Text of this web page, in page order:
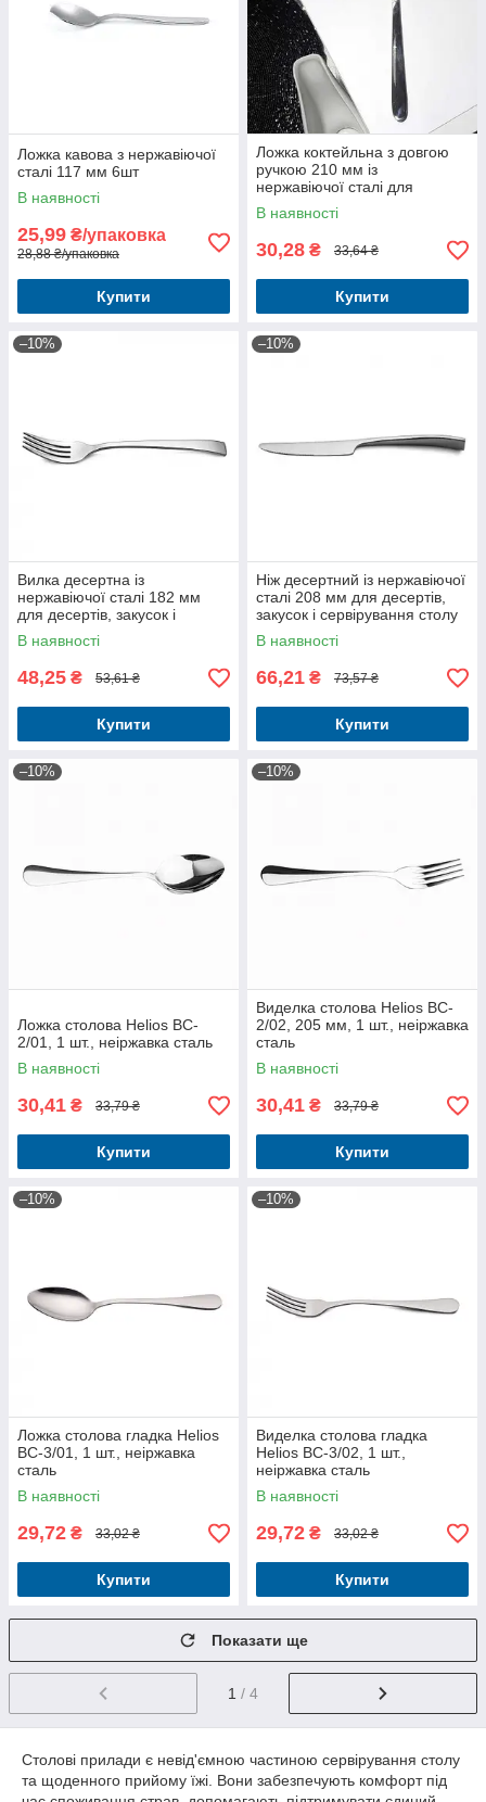
Ложка кавова з нержавіючої
сталі 117 мм 6шт
В наявності
25,99 ₴/упаковка
28,88 ₴/упаковка
Купити
Ложка коктейльна з довгою
ручкою 210 мм із
нержавіючої сталі для
коктейлів, кави та десертів
В наявності
30,28 ₴ 33,64 ₴
Купити
–10%
Вилка десертна із
нержавіючої сталі 182 мм
для десертів, закусок і
сервірування столу
В наявності
48,25 ₴ 53,61 ₴
Купити
–10%
Ніж десертний із нержавіючої
сталі 208 мм для десертів,
закусок і сервірування столу
В наявності
66,21 ₴ 73,57 ₴
Купити
–10%
Ложка столова Helios BC-
2/01, 1 шт., неіржавка сталь
В наявності
30,41 ₴ 33,79 ₴
Купити
–10%
Виделка столова Helios BC-
2/02, 205 мм, 1 шт., неіржавка
сталь
В наявності
30,41 ₴ 33,79 ₴
Купити
–10%
Ложка столова гладка Helios
BC-3/01, 1 шт., неіржавка
сталь
В наявності
29,72 ₴ 33,02 ₴
Купити
–10%
Виделка столова гладка
Helios BC-3/02, 1 шт.,
неіржавка сталь
В наявності
29,72 ₴ 33,02 ₴
Купити
Показати ще
1 / 4
Столові прилади є невід'ємною частиною сервірування столу
та щоденного прийому їжі. Вони забезпечують комфорт під